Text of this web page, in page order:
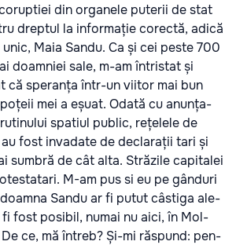
din orga­ne­le pute­rii de stat
drep­tul la infor­ma­ție corec­tă, adi­că
Maia San­du. Ca și cei pes­te 700
doam­ni­ei sale, m-am întris­tat și
că spe­ran­ța într-un vii­tor mai bun
mei a eșu­at. Oda­tă cu anun­ța­
spa­ti­ul public, rețe­le­le de
fost inva­da­te de decla­ra­ții tari și
sum­bră de cât alta. Stră­zi­le capi­ta­lei
M-am pus si eu pe gân­du­ri
San­du ar fi putut câs­ti­ga ale­
fi fost posi­bil, numai nu aici, în Mol­
ce, mă întreb? Și-mi răs­pund: pen­